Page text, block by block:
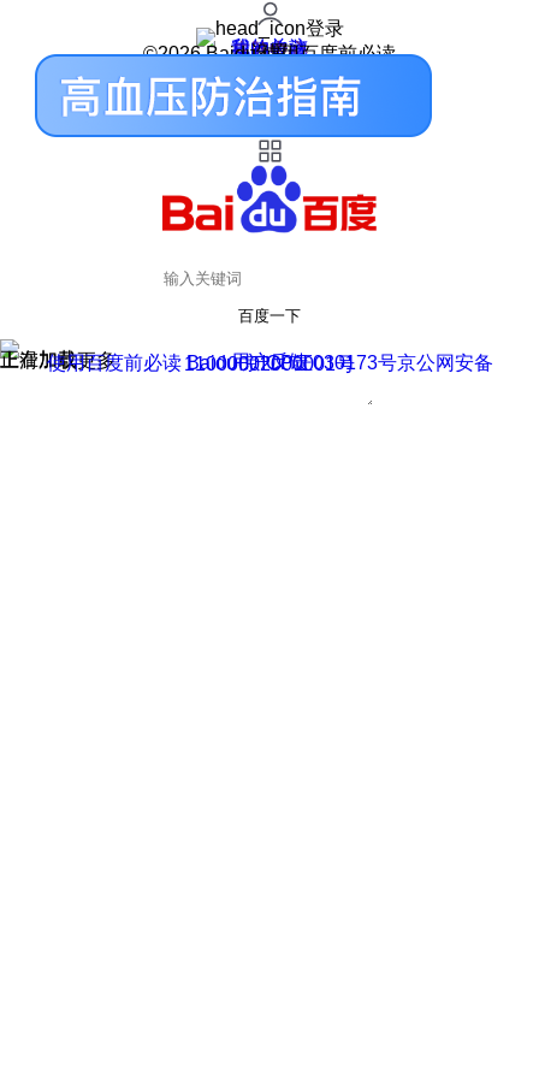
登录
我的关注
我的收藏
皮肤中心
用户反馈
设置
©2026 Baidu 使用百度前必读
百度一下
正在加载
上滑加载更多 用户反馈
使用百度前必读 Baidu 京ICP证030173号
京公网安备11000002000001号